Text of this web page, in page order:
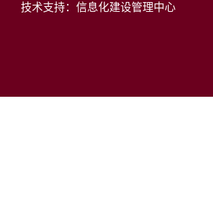
技术支持：信息化建设管理中心